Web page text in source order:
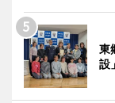
東
設